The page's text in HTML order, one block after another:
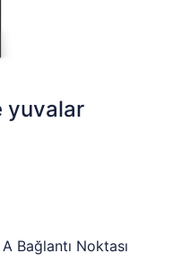
yuvalar
Bağlantı Noktası